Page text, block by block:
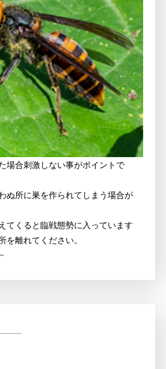
場合刺激しない事がポイントで
ぬ所に巣を作られてしまう場合が
てくると臨戦態勢に入っています
を離れてください。